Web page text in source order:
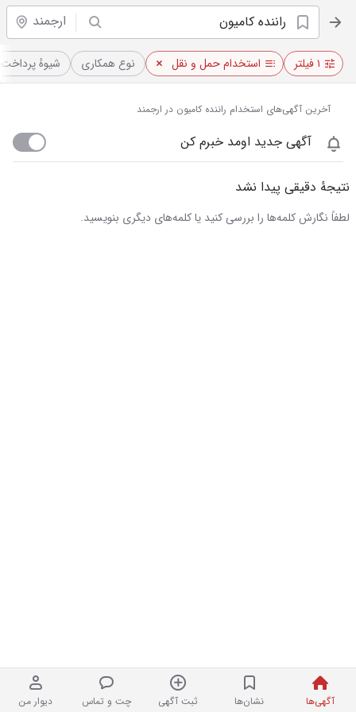
ارجمند
آگهی‌ها نشان‌ها ثبت آگهی چت و تماس دیوار من
۱ فیلتر استخدام حمل و نقل نوع همکاری شیوهٔ پرداخت
آخرین آگهی‌های استخدام راننده کامیون در ارجمند
آگهی جدید اومد خبرم کن
نتیجهٔ دقیقی پیدا نشد
لطفاً نگارش کلمه‌ها را بررسی کنید یا کلمه‌های دیگری بنویسید.